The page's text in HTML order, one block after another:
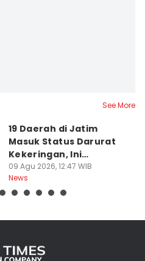
See More
19 Daerah di Jatim
Masuk Status Darurat
Kekeringan, Ini
Daftarnya
09 Agu 2026, 12:47 WIB
News